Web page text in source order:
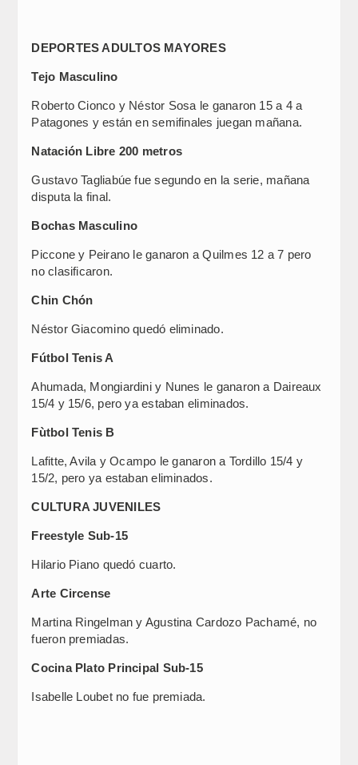
DEPORTES ADULTOS MAYORES
Tejo Masculino
Roberto Cionco y Néstor Sosa le ganaron 15 a 4 a
Patagones y están en semifinales juegan mañana.
Natación Libre 200 metros
Gustavo Tagliabúe fue segundo en la serie, mañana
disputa la final.
Bochas Masculino
Piccone y Peirano le ganaron a Quilmes 12 a 7 pero
no clasificaron.
Chin Chón
Néstor Giacomino quedó eliminado.
Fútbol Tenis A
Ahumada, Mongiardini y Nunes le ganaron a Daireaux
15/4 y 15/6, pero ya estaban eliminados.
Fùtbol Tenis B
Lafitte, Avila y Ocampo le ganaron a Tordillo 15/4 y
15/2, pero ya estaban eliminados.
CULTURA JUVENILES
Freestyle Sub-15
Hilario Piano quedó cuarto.
Arte Circense
Martina Ringelman y Agustina Cardozo Pachamé, no
fueron premiadas.
Cocina Plato Principal Sub-15
Isabelle Loubet no fue premiada.